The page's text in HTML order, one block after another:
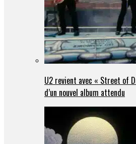
U2 revient avec « Street of
d’un nouvel album attendu